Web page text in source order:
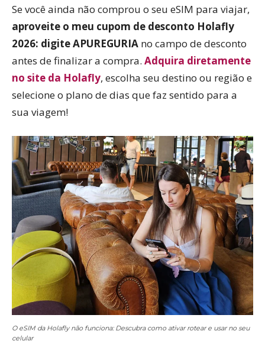
Se você ainda não comprou o seu eSIM para viajar,
aproveite o meu cupom de desconto Holafly
2026: digite APUREGURIA no campo de desconto
antes de finalizar a compra. Adquira diretamente
no site da Holafly, escolha seu destino ou região e
selecione o plano de dias que faz sentido para a
sua viagem!
O eSIM da Holafly não funciona: Descubra como ativar rotear e usar no seu
celular